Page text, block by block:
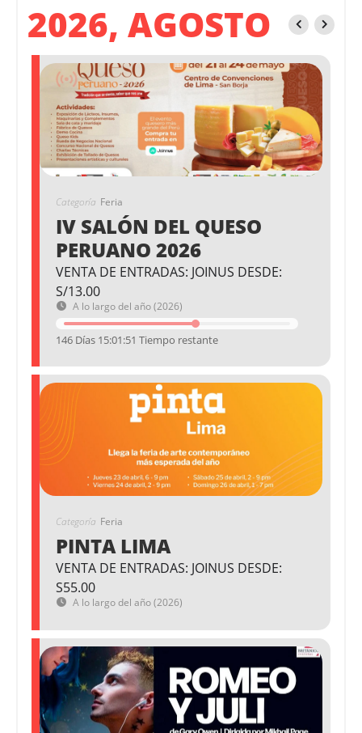
2026, AGOSTO
Categoría Feria
IV SALÓN DEL QUESO
PERUANO 2026
VENTA DE ENTRADAS: JOINUS DESDE:
S/13.00
A lo largo del año (2026)
146 Días 15:01:51 Tiempo restante
Categoría Feria
PINTA LIMA
VENTA DE ENTRADAS: JOINUS DESDE:
S55.00
A lo largo del año (2026)